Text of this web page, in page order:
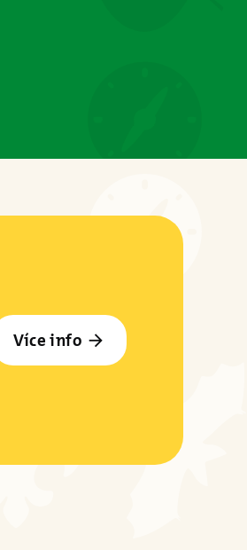
Více info arrow_forward